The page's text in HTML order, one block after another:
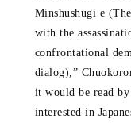
Minshushugi e
with the
confrontational
dialog),”
it would be read by
interested in